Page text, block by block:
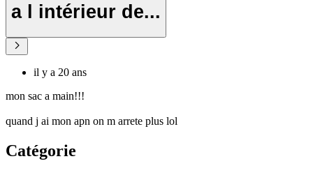
a l intérieur de...
il y a 20 ans
mon sac a main!!!
quand j ai mon apn on m arrete plus lol
Catégorie